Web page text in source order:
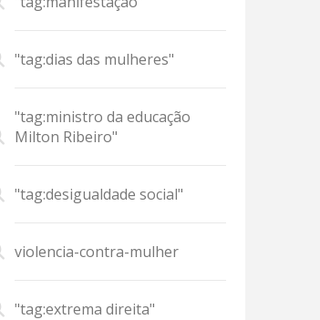
"tag:dias das mulheres"
"tag:ministro da educação
Milton Ribeiro"
"tag:desigualdade social"
violencia-contra-mulher
"tag:extrema direita"